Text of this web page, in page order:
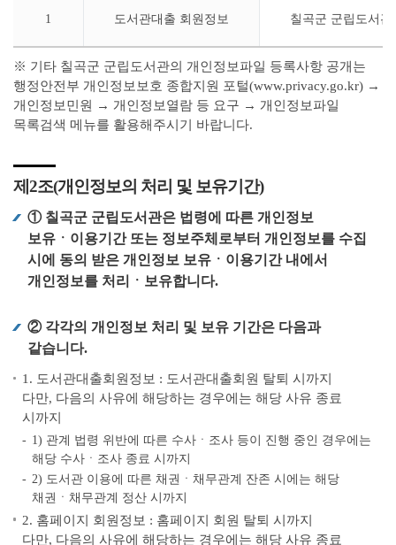
1 도서관대출 회원정보 칠곡군 군립도서
※ 기타 칠곡군 군립도서관의 개인정보파일 등록사항 공개는
행정안전부 개인정보보호 종합지원 포털(www.privacy.go.kr) →
개인정보민원 → 개인정보열람 등 요구 → 개인정보파일
목록검색 메뉴를 활용해주시기 바랍니다.
제2조(개인정보의 처리 및 보유기간)
① 칠곡군 군립도서관은 법령에 따른 개인정보
보유ㆍ이용기간 또는 정보주체로부터 개인정보를 수집
시에 동의 받은 개인정보 보유ㆍ이용기간 내에서
개인정보를 처리ㆍ보유합니다.
② 각각의 개인정보 처리 및 보유 기간은 다음과
같습니다.
1. 도서관대출회원정보 : 도서관대출회원 탈퇴 시까지
다만, 다음의 사유에 해당하는 경우에는 해당 사유 종료
시까지
1) 관계 법령 위반에 따른 수사ㆍ조사 등이 진행 중인 경우에는
해당 수사ㆍ조사 종료 시까지
2) 도서관 이용에 따른 채권ㆍ채무관계 잔존 시에는 해당
채권ㆍ채무관계 정산 시까지
2. 홈페이지 회원정보 : 홈페이지 회원 탈퇴 시까지
다만, 다음의 사유에 해당하는 경우에는 해당 사유 종료